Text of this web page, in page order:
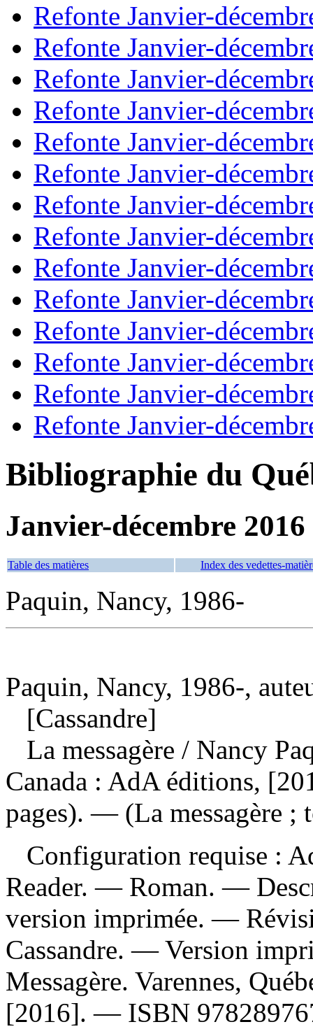
Refonte Janvier-
Refonte Janvier-
Refonte Janvier-
Refonte Janvier-
Refonte Janvier-
Refonte Janvier-
Refonte Janvier-
Refonte Janvier-
Refonte Janvier-
Refonte Janvier-
Refonte Janvier-
Refonte Janvier-
Refonte Janvier-
Refonte Janvier-
Bibliographie du
Janvier-décembre 2016
Table des matières Index des vedettes-
Paquin, Nancy, 1986-
Paquin, Nancy, 1986-,
[Cassandre]
La messagère / Nancy
Canada : AdA éditions,
pages). — (La messagère ;
Configuration requise :
Reader. — Roman. —
version imprimée. —
Cassandre. —Version
Messagère. Varennes,
[2016]. — ISBN